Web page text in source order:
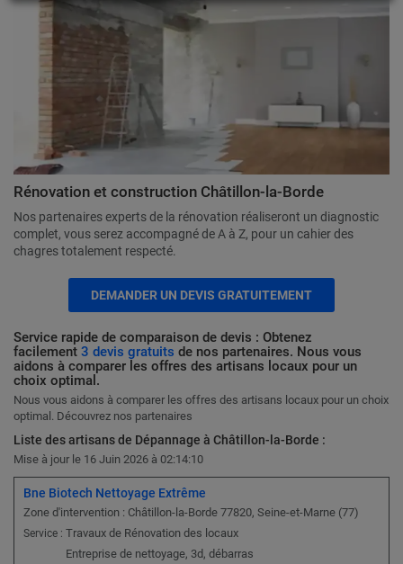
Rénovation et construction Châtillon-la-Borde
Nos partenaires experts de la rénovation réaliseront un diagnostic
complet, vous serez accompagné de A à Z, pour un cahier des
chagres totalement respecté.
DEMANDER UN DEVIS GRATUITEMENT
Service rapide de comparaison de devis : Obtenez
facilement 3 devis gratuits de nos partenaires. Nous vous
aidons à comparer les offres des artisans locaux pour un
choix optimal.
Nous vous aidons à comparer les offres des artisans locaux pour un choix
optimal. Découvrez nos partenaires
Liste des artisans de Dépannage à Châtillon-la-Borde :
Mise à jour le 16 Juin 2026 à 02:14:10
Bne Biotech Nettoyage Extrême
Zone d'intervention : Châtillon-la-Borde 77820, Seine-et-Marne (77)
Service : Travaux de Rénovation des locaux
Entreprise de nettoyage, 3d, débarras